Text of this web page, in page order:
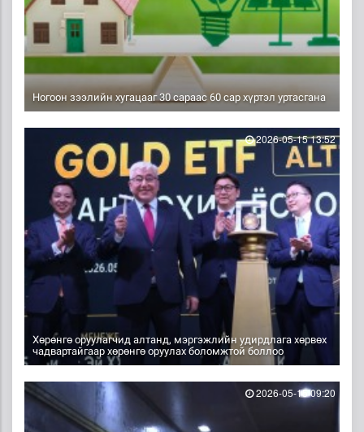
Ногоон зээлийн хугацааг 30 сараас 60 сар хүртэл уртасгана
Хөрөнгө оруулагчид алтанд, мэргэжлийн удирдлага хөрвөх
чадвартайгаар хөрөнгө оруулах боломжтой боллоо
2026-05-15 13:52
2026-05-15 09:20